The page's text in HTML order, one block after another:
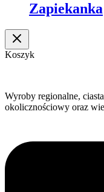
Zapiekanka
Koszyk
Wyroby regionalne,
okolicznościowy oraz